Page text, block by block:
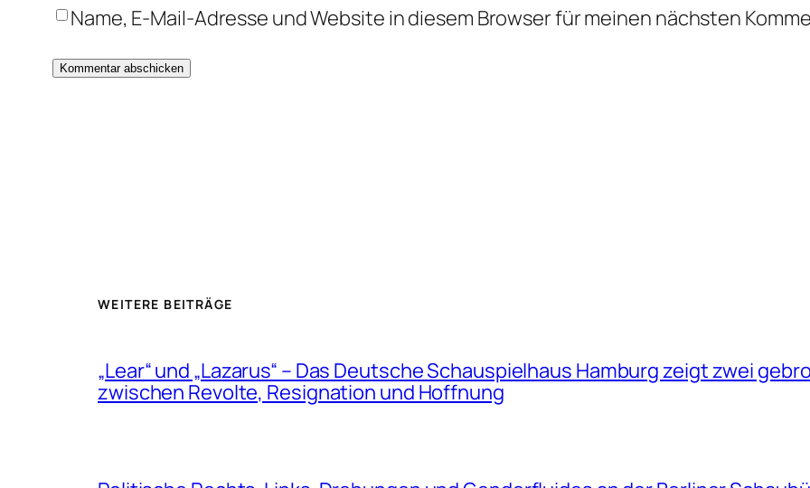
Name, E-Mail-Adresse und Website in diesem Browser für meinen nächsten
WEITERE BEITRÄGE
„Lear“ und „Lazarus“ – Das Deutsche Schauspielhaus Hamburg zeigt zwei
zwischen Revolte, Resignation und Hoffnung